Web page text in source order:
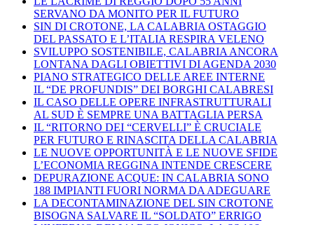
SERVANO DA MONITO PER IL FUTURO
SIN DI CROTONE, LA CALABRIA OSTAGGIO
DEL PASSATO E L’ITALIA RESPIRA VELENO
SVILUPPO SOSTENIBILE, CALABRIA ANCORA
LONTANA DAGLI OBIETTIVI DI AGENDA 2030
PIANO STRATEGICO DELLE AREE INTERNE
IL “DE PROFUNDIS” DEI BORGHI CALABRESI
IL CASO DELLE OPERE INFRASTRUTTURALI
AL SUD È SEMPRE UNA BATTAGLIA PERSA
IL “RITORNO DEI “CERVELLI” È CRUCIALE
PER FUTURO E RINASCITA DELLA CALABRIA
LE NUOVE OPPORTUNITÀ E LE NUOVE SFIDE
L’ECONOMIA REGGINA INTENDE CRESCERE
DEPURAZIONE ACQUE: IN CALABRIA SONO
188 IMPIANTI FUORI NORMA DA ADEGUARE
LA DECONTAMINAZIONE DEL SIN CROTONE
BISOGNA SALVARE IL “SOLDATO” ERRIGO